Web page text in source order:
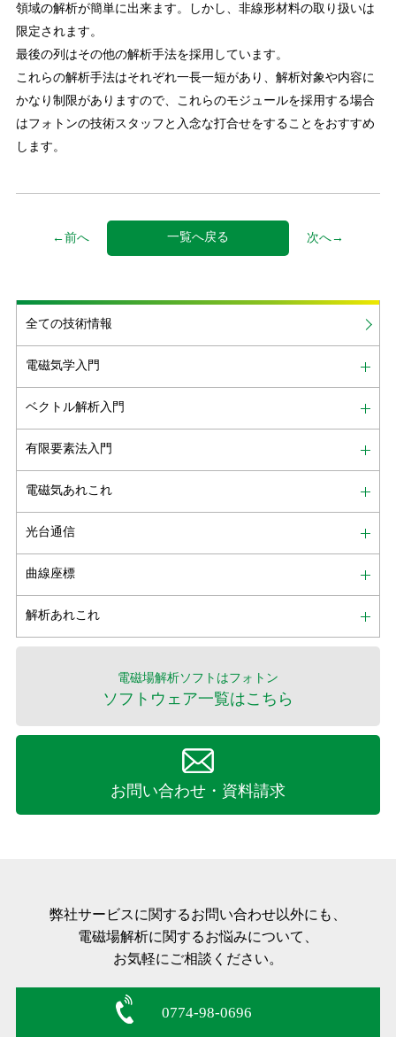
領域の解析が簡単に出来ます。しかし、非線形材料の取り扱いは
限定されます。
最後の列はその他の解析手法を採用しています。
これらの解析手法はそれぞれ一長一短があり、解析対象や内容に
かなり制限がありますので、これらのモジュールを採用する場合
はフォトンの技術スタッフと入念な打合せをすることをおすすめ
します。
←前へ 一覧へ戻る 次へ→
全ての技術情報
電磁気学入門
ベクトル解析入門
有限要素法入門
電磁気あれこれ
光台通信
曲線座標
解析あれこれ
電磁場解析ソフトはフォトン
ソフトウェア一覧はこちら
お問い合わせ・資料請求
弊社サービスに関するお問い合わせ以外にも、
電磁場解析に関するお悩みについて、
お気軽にご相談ください。
0774-98-0696